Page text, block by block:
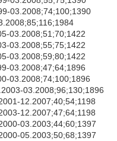
03.2008;74;100;1390
03.2008;51;70;1422
03.2008;55;75;1422
03.2008;59;80;1422
03.2008;47;64;1896
03.2008;74;100;1896
03.2008;96;130;1896
12.2007;40;54;1198
12.2007;47;64;1198
03.2003;44;60;1397
05.2003;50;68;1397